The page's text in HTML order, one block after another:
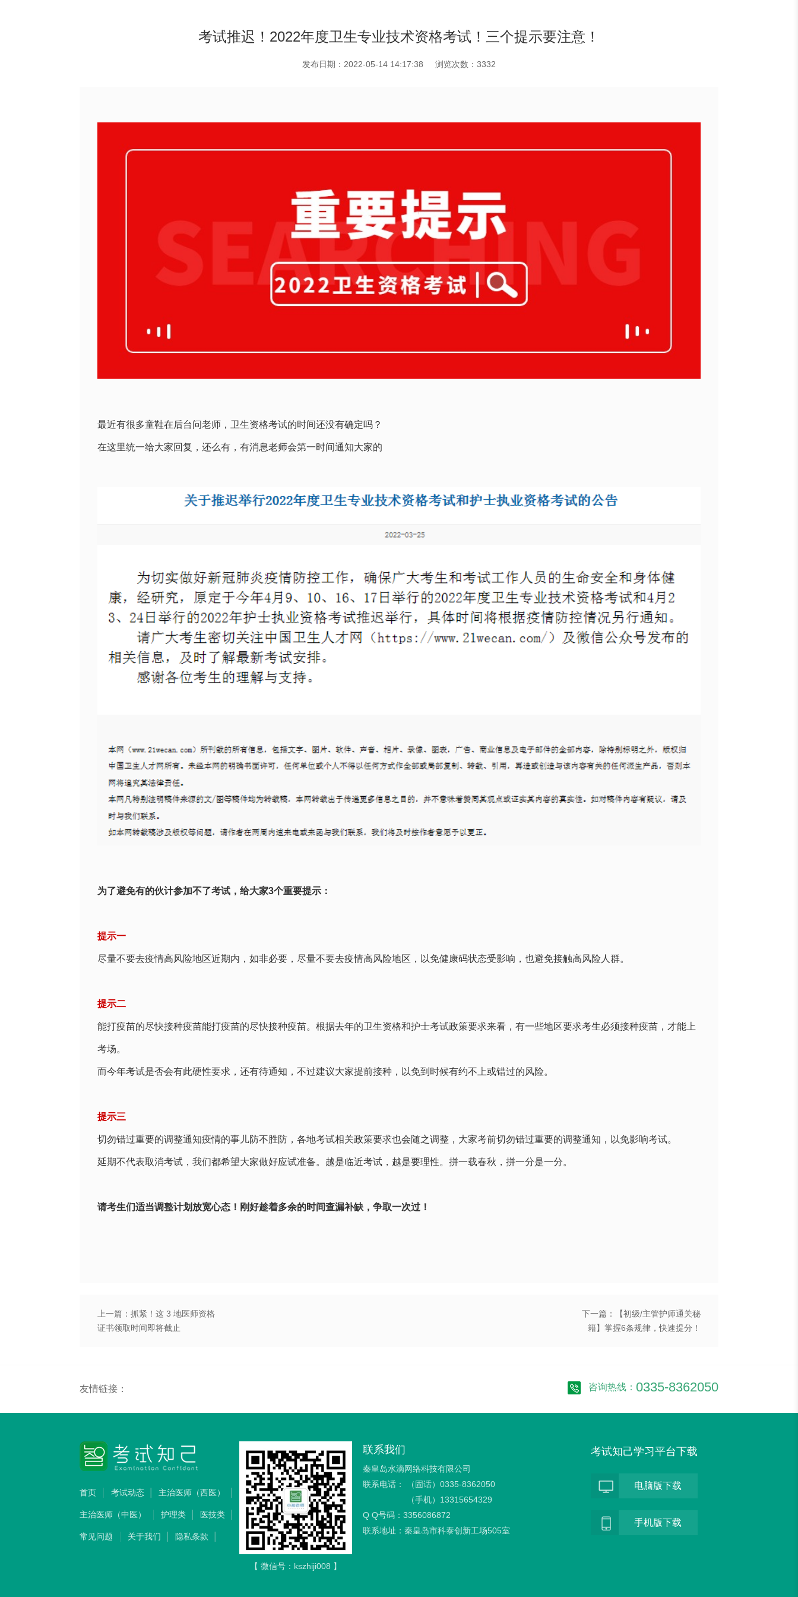
考试推迟！2022年度卫生专业技术资格考试！三个提示要注意！
发布日期：2022-05-14 14:17:38 浏览次数：3332
最近有很多童鞋在后台问老师，卫生资格考试的时间还没有确定吗？
在这里统一给大家回复，还么有，有消息老师会第一时间通知大家的
为了避免有的伙计参加不了考试，给大家3个重要提示：
提示一
尽量不要去疫情高风险地区近期内，如非必要，尽量不要去疫情高风险地区，以免健康码状态受影响，也避免接触高风险人群。
提示二
能打疫苗的尽快接种疫苗能打疫苗的尽快接种疫苗。根据去年的卫生资格和护士考试政策要求来看，有一些地区要求考生必须接种疫苗，才能上
考场。
而今年考试是否会有此硬性要求，还有待通知，不过建议大家提前接种，以免到时候有约不上或错过的风险。
提示三
切勿错过重要的调整通知疫情的事儿防不胜防，各地考试相关政策要求也会随之调整，大家考前切勿错过重要的调整通知，以免影响考试。
延期不代表取消考试，我们都希望大家做好应试准备。越是临近考试，越是要理性。拼一载春秋，拼一分是一分。
请考生们适当调整计划放宽心态！刚好趁着多余的时间查漏补缺，争取一次过！
上一篇：抓紧！这 3 地医师资格
证书领取时间即将截止
下一篇：【初级/主管护师通关秘
籍】掌握6条规律，快速提分！
友情链接： 咨询热线： 0335-8362050
首页 考试动态 主治医师（西医）
主治医师（中医） 护理类 医技类
常见问题 关于我们 隐私条款
【 微信号：kszhiji008 】
联系我们
秦皇岛水滴网络科技有限公司
联系电话：
（固话）0335-8362050
（手机）13315654329
Q Q号码：3356086872
联系地址：秦皇岛市科泰创新工场505室
考试知己学习平台下载
电脑版下载
手机版下载